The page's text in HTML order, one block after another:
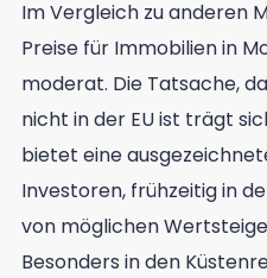
Im Vergleich zu anderen
Preise für Immobilien in
moderat. Die Tatsache,
nicht in der EU ist trägt
bietet eine
Investoren, frühzeitig in
von möglichen
Besonders in den